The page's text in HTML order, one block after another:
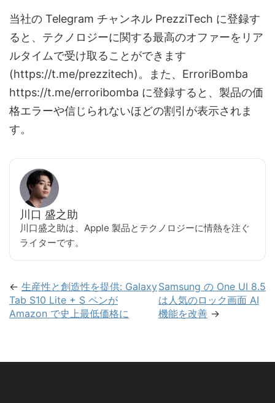
当社の Telegram チャンネル PrezziTech に登録す
ると、テクノロジーに関する最高のオファーをリア
ルタイムで受け取ることができます
(https://t.me/prezzitech)。また、ErroriBomba
https://t.me/erroribomba に登録すると、製品の価
格エラーや信じられないほどの割引が表示されま
す。
川口 盛之助
川口盛之助は、Apple 製品とテクノロジーに情熱を注ぐ
ライターです。
← 生産性と創造性を提供: Galaxy
Tab S10 Lite + S ペンが
Amazon で史上最低価格に
Samsung の One UI 8.5
は人気のロック画面 AI
機能を改善→